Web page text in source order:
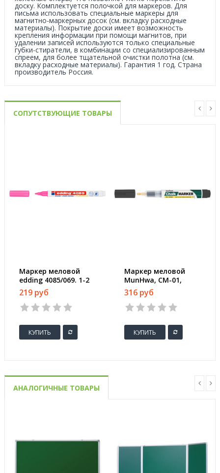
доску. Комплектуется полочкой для маркеров. Для
письма использовать специальные маркеры для
магнитно-маркерных досок (см. вкладку расходные
материалы). Покрытие доски имеет возможность
крепления информации при помощи магнитов, при
удалении записей используются только специальные
губки-стиратели, в комбинации со специализированным
спреем, для более тщательной очистки полотна (см.
вкладку расходные материалы). Гарантия 1 год. Страна
производитель Россия.
СОПУТСТВУЮЩИЕ ТОВАРЫ
Маркер меловой
edding 4085/069. 1-2
мм. Неоновый
розовый
219 руб
КУПИТЬ
Маркер меловой
MunHwa, CM-01,
чёрный, 3мм
316 руб
КУПИТЬ
АНАЛОГИЧНЫЕ ТОВАРЫ